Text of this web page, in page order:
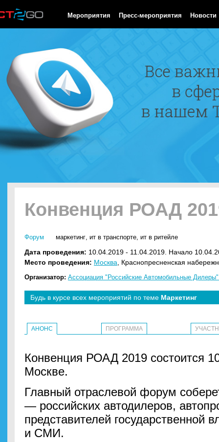
Мероприятия Пресс-мероприятия Новости
Конвенция РОАД
Форум маркетинг, ит в транспорте, ит в ритейле
Дата проведения: 10.04.2019 - 11.04.2019. Начало
Место проведения: Москва , Краснопресненская
Организатор: Ассоциация "Российские Автомобильные
Будь в курсе всех мероприятий по теме Маркетинг
АНОНС ПРОГРАММА
Конвенция РОАД 2019 состоится
Москве.
Главный отраслевой форум
— российских автодилеров,
представителей государственной
и СМИ.